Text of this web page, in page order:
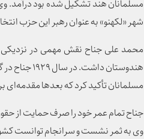
شهر «لکهنو» به عنوان رهبر این حزب
محمد علی جناح نقش مهمی در نزدیکی
مسلمانان تأکید کرد که بعدها
جناح تمام عمر خود را صرف حمایت از
وی به ثمر نشست و سرانجام توانست